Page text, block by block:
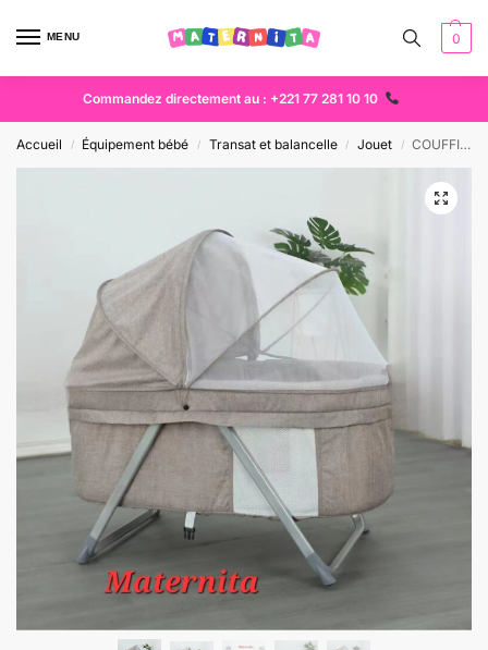
MENU 0
Commandez directement au : +221 77 281 10 10
Accueil / Équipement bébé / Transat et balancelle / Jouet / COUFFIN BALANCELLE ELECTRIQUE 3en1